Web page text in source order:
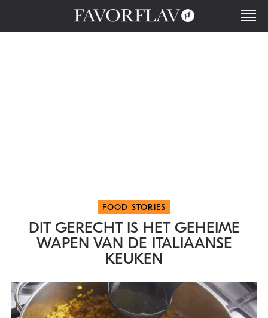
FOOD STORIES
DIT GERECHT IS HET GEHEIME
WAPEN VAN DE ITALIAANSE
KEUKEN